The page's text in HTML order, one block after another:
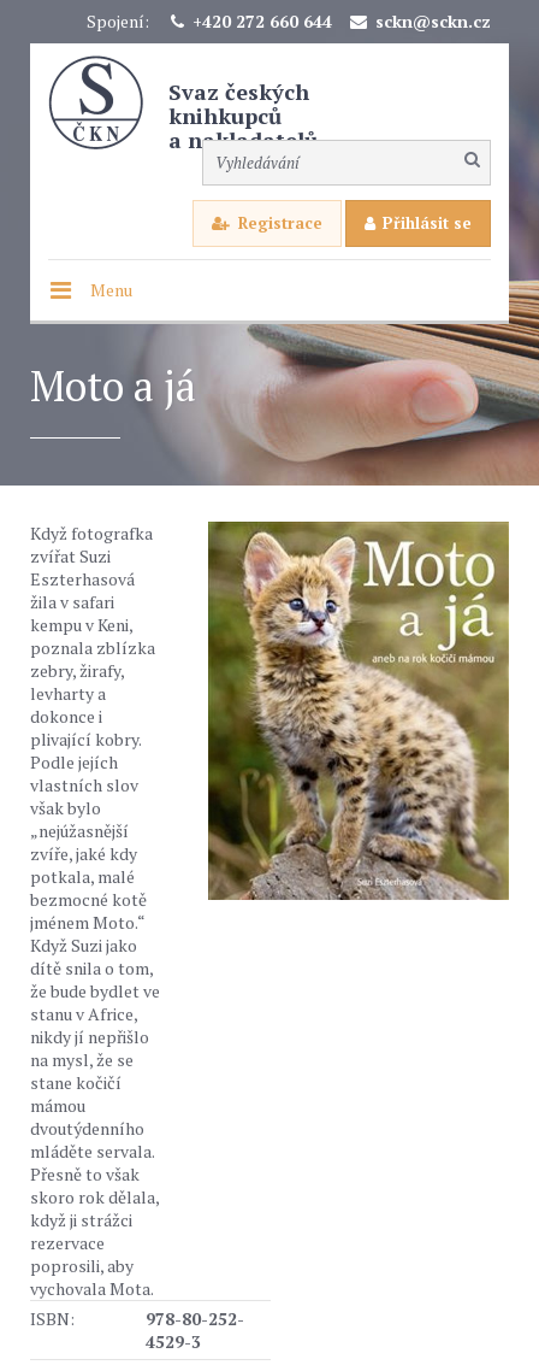
Spojení: +420 272 660 644 sckn@sckn.cz
Svaz českých
knihkupců
a nakladatelů
Registrace Přihlásit se
Menu
Moto a já
Když fotografka
zvířat Suzi
Eszterhasová
žila v safari
kempu v Keni,
poznala zblízka
zebry, žirafy,
levharty a
dokonce i
plivající kobry.
Podle jejích
vlastních slov
však bylo
„nejúžasnější
zvíře, jaké kdy
potkala, malé
bezmocné kotě
jménem Moto.“
Když Suzi jako
dítě snila o tom,
že bude bydlet ve
stanu v Africe,
nikdy jí nepřišlo
na mysl, že se
stane kočičí
mámou
dvoutýdenního
mláděte servala.
Přesně to však
skoro rok dělala,
když ji strážci
rezervace
poprosili, aby
vychovala Mota.
ISBN:
978-80-252-
4529-3